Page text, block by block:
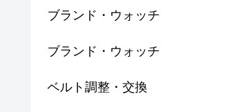
ブランド・ウォッチ
ブランド・ウォッチ
ベルト調整・交換